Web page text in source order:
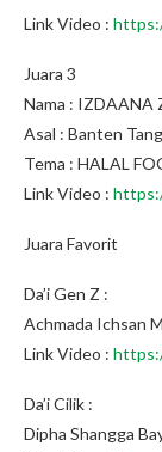
Link Video :
Juara 3
Nama : IZDAANA
Asal : Banten
Tema : HALAL
Link Video :
Juara Favorit
Da’i Gen Z :
Achmada Ichsan
Link Video :
Da’i Cilik :
Dipha Shangga